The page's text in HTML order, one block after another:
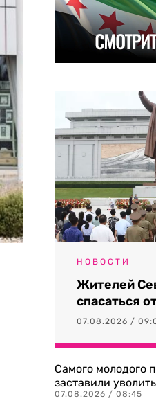
НОВОСТИ
Жителей
спасаться
07.08.2026 /
Самого молодого
заставили
07.08.2026 / 08:45